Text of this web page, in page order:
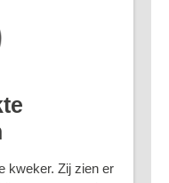
kweker. Zij zien er